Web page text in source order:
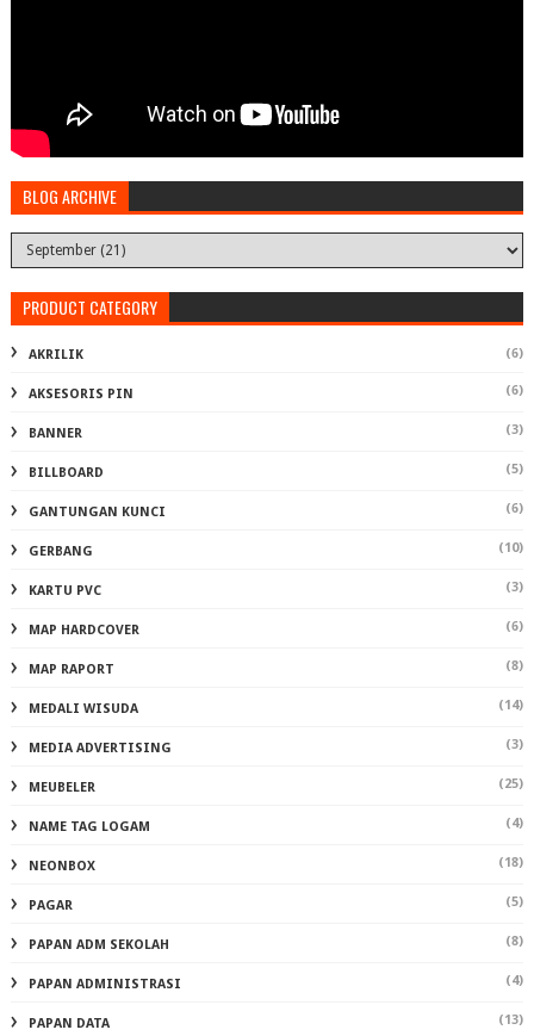
BLOG ARCHIVE
PRODUCT CATEGORY
AKRILIK (6)
AKSESORIS PIN (6)
BANNER (3)
BILLBOARD (5)
GANTUNGAN KUNCI (6)
GERBANG (10)
KARTU PVC (3)
MAP HARDCOVER (6)
MAP RAPORT (8)
MEDALI WISUDA (14)
MEDIA ADVERTISING (3)
MEUBELER (25)
NAME TAG LOGAM (4)
NEONBOX (18)
PAGAR (5)
PAPAN ADM SEKOLAH (8)
PAPAN ADMINISTRASI (4)
PAPAN DATA (13)